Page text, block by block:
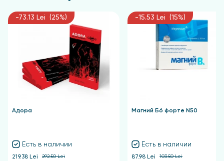
-73.13 Lei (25%)
Адора
Есть в наличии
219.38 Lei 292.50 Lei
-15.53 Lei (15%)
Магний Б6 форте N50
Есть в наличии
87.98 Lei 103.50 Lei